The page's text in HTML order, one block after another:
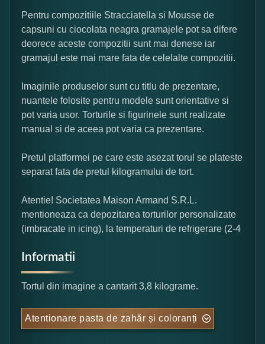
Pentru compozitiile Stracciatella si Mousse de
capsuni cu ciocolata neagra gramajele pot sa difere
deorece aceste compozitii sunt mai denese iar
gramajul este mai mare fata de celelalte compozitii.
Imaginile produselor sunt cu titlu de prezentare,
nuantele folosite pentru modele sunt orientative si
pot varia usor. Torturile si figurinele sunt realizate
manual si de aceea pot varia ca prezentare.
Pretul platformei pe care este asezat torul se plateste
separat fata de pretul kilogramului de tort.
Atentie! Societatea Maison Armand S.R.L.
mentioneaza ca depozitarea torturilor personalizate
(imbracate in icing), la temperaturi de refrigerare (2-4
Informatii
Tortul din imagine a cantarit 3,8 kilograme.
Atentionare pasta de zahăr și coloranți